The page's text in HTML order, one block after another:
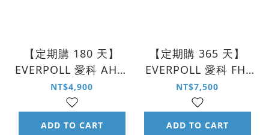
【定期購 180 天】
EVERPOLL 愛科 AHP-
150 全戶式雙效濾芯
AHP-015
NT$4,900
ADD TO CART
【定期購 365 天】
EVERPOLL 愛科 FH-
500｜FH-500N 全戶
式雙效濾芯 FH-050
NT$7,500
ADD TO CART